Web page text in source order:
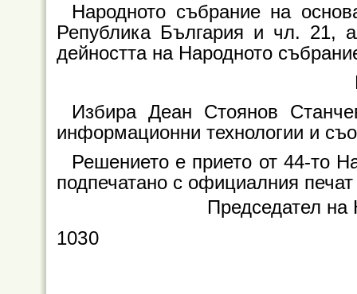
Народното събрание на
Република България и чл. 21,
дейността на Народното
Избира Деан Стоянов
информационни технологии и
Решението е прието от 44-то
подпечатано с официалния
Председател
1030